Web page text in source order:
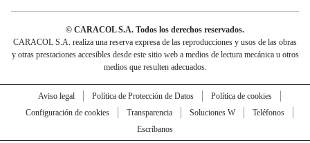
© CARACOL S.A. Todos los derechos reservados.
CARACOL S.A. realiza una reserva expresa de las reproducciones y usos de las obras
y otras prestaciones accesibles desde este sitio web a medios de lectura mecánica u otros
medios que resulten adecuados.
Aviso legal Política de Protección de Datos
Política de cookies
Configuración de cookies
Transparencia Soluciones W
Teléfonos
Escríbanos